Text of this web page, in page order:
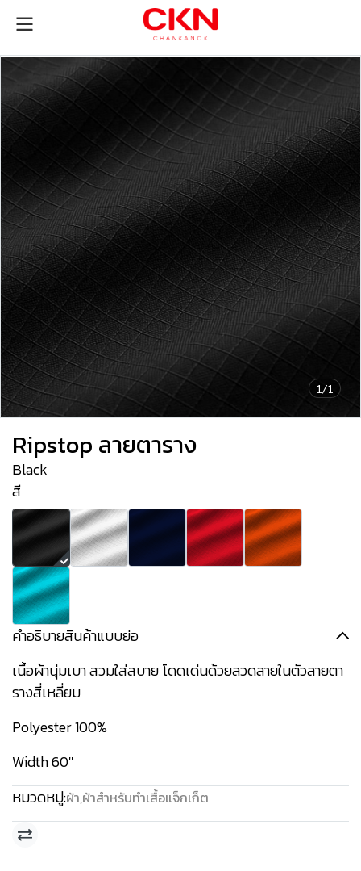
1/1
Ripstop ลายตาราง
Black
สี
คำอธิบายสินค้าแบบย่อ
เนื้อผ้านุ่มเบา สวมใส่สบาย โดดเด่นด้วยลวดลายในตัวลายตา
รางสี่เหลี่ยม
Polyester 100%
Width 60''
หมวดหมู่:ผ้า,ผ้าสำหรับทำเสื้อแจ็กเก็ต